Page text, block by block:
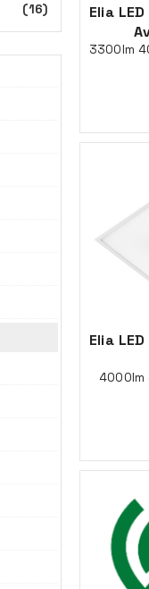
(16)
Elia
Elia
4000lm